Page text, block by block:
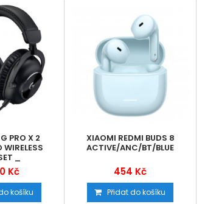
PRO X 2
WIRELESS
_
Kč
košíku
XIAOMI REDMI BUDS 8
ACTIVE/ANC/BT/BLUE
454 Kč
Přidat do košíku